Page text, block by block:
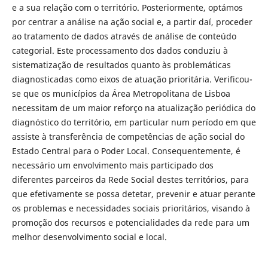
e a sua relação com o território. Posteriormente, optámos
por centrar a análise na ação social e, a partir daí, proceder
ao tratamento de dados através de análise de conteúdo
categorial. Este processamento dos dados conduziu à
sistematização de resultados quanto às problemáticas
diagnosticadas como eixos de atuação prioritária. Verificou-
se que os municípios da Área Metropolitana de Lisboa
necessitam de um maior reforço na atualização periódica do
diagnóstico do território, em particular num período em que
assiste à transferência de competências de ação social do
Estado Central para o Poder Local. Consequentemente, é
necessário um envolvimento mais participado dos
diferentes parceiros da Rede Social destes territórios, para
que efetivamente se possa detetar, prevenir e atuar perante
os problemas e necessidades sociais prioritários, visando à
promoção dos recursos e potencialidades da rede para um
melhor desenvolvimento social e local.